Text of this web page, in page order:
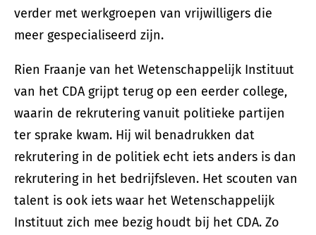
verder met werkgroepen van vrijwilligers die
meer gespecialiseerd zijn.
Rien Fraanje van het Wetenschappelijk Instituut
van het CDA grijpt terug op een eerder college,
waarin de rekrutering vanuit politieke partijen
ter sprake kwam. Hij wil benadrukken dat
rekrutering in de politiek echt iets anders is dan
rekrutering in het bedrijfsleven. Het scouten van
talent is ook iets waar het Wetenschappelijk
Instituut zich mee bezig houdt bij het CDA. Zo